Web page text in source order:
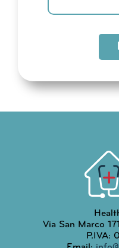
Via San Marco
P.IVA: